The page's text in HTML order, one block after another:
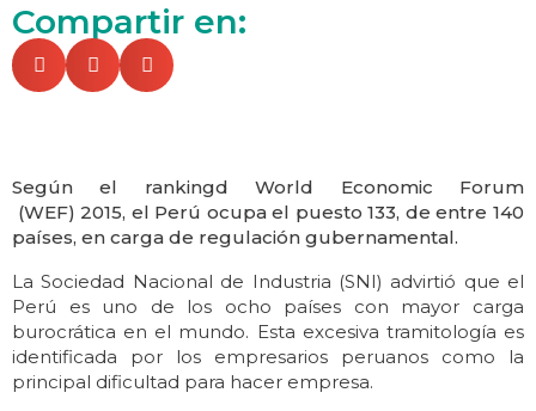
Compartir en:
Según el rankingd World Economic Forum
(WEF) 2015, el Perú ocupa el puesto 133, de entre 140
países, en carga de regulación gubernamental.
La Sociedad Nacional de Industria (SNI) advirtió que el
Perú es uno de los ocho países con mayor carga
burocrática en el mundo. Esta excesiva tramitología es
identificada por los empresarios peruanos como la
principal dificultad para hacer empresa.